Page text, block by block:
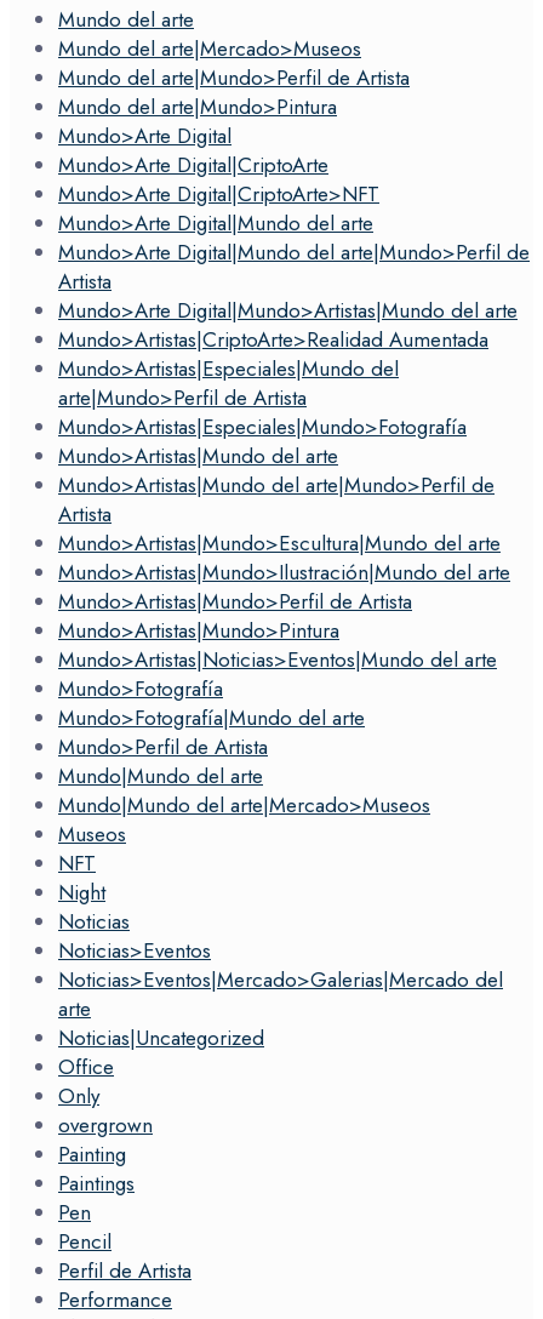
Mundo del arte
Mundo del arte|Mercado>Museos
Mundo del arte|Mundo>Perfil de Artista
Mundo del arte|Mundo>Pintura
Mundo>Arte Digital
Mundo>Arte Digital|CriptoArte
Mundo>Arte Digital|CriptoArte>NFT
Mundo>Arte Digital|Mundo del arte
Mundo>Arte Digital|Mundo del arte|Mundo>Perfil de
Artista
Mundo>Arte Digital|Mundo>Artistas|Mundo del arte
Mundo>Artistas|CriptoArte>Realidad Aumentada
Mundo>Artistas|Especiales|Mundo del
arte|Mundo>Perfil de Artista
Mundo>Artistas|Especiales|Mundo>Fotografía
Mundo>Artistas|Mundo del arte
Mundo>Artistas|Mundo del arte|Mundo>Perfil de
Artista
Mundo>Artistas|Mundo>Escultura|Mundo del arte
Mundo>Artistas|Mundo>Ilustración|Mundo del arte
Mundo>Artistas|Mundo>Perfil de Artista
Mundo>Artistas|Mundo>Pintura
Mundo>Artistas|Noticias>Eventos|Mundo del arte
Mundo>Fotografía
Mundo>Fotografía|Mundo del arte
Mundo>Perfil de Artista
Mundo|Mundo del arte
Mundo|Mundo del arte|Mercado>Museos
Museos
NFT
Night
Noticias
Noticias>Eventos
Noticias>Eventos|Mercado>Galerias|Mercado del
arte
Noticias|Uncategorized
Office
Only
overgrown
Painting
Paintings
Pen
Pencil
Perfil de Artista
Performance